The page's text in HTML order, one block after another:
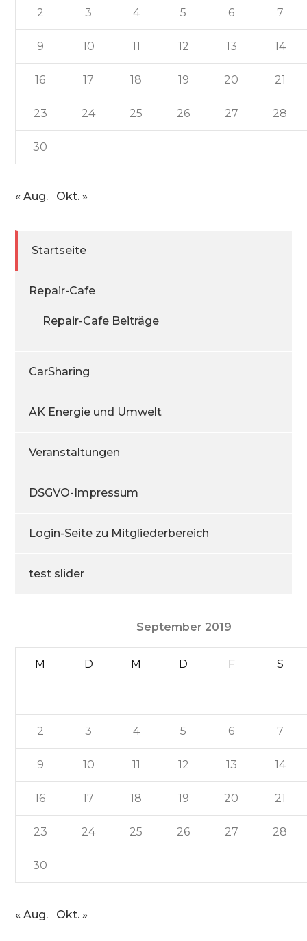
2 3 4 5 6 7
9 10 11 12 13 14
16 17 18 19 20 21
23 24 25 26 27 28
30
« Aug. Okt. »
Startseite
Repair-Cafe
Repair-Cafe Beiträge
CarSharing
AK Energie und Umwelt
Veranstaltungen
DSGVO-Impressum
Login-Seite zu Mitgliederbereich
test slider
September 2019
M D M D F S
2 3 4 5 6 7
9 10 11 12 13 14
16 17 18 19 20 21
23 24 25 26 27 28
30
« Aug. Okt. »